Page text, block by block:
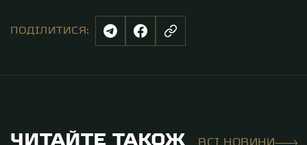
ПОДІЛИТИСЯ:
ЧИТАЙТЕ ТАКОЖ ВСІ НОВИНИ